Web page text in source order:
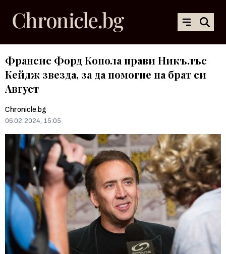
Франсис Форд Копола прави Никълъс
Кейдж звезда, за да помогне на брат си
Август
Chronicle.bg
06.02.2024, 15:05